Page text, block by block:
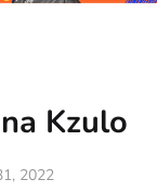
Kzulo
2022